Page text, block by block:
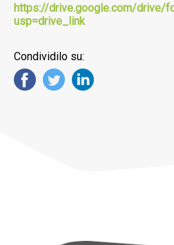
https://drive.google.com/drive/
usp=drive_link
Condividilo su: